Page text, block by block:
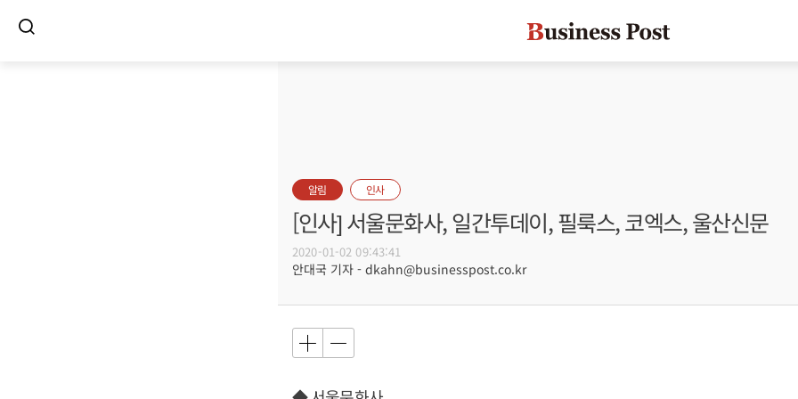
알림 인사
[인사] 서울문화사, 일간투데이, 필룩스, 코엑스, 울산신문
2020-01-02 09:43:41
안대국 기자 - dkahn@businesspost.co.kr